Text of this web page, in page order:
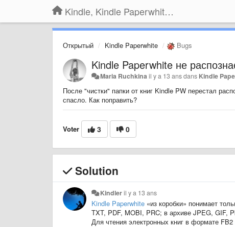
Kindle, Kindle Paperwhite, Kindle Voyage
Открытый Kindle Paperwhite Bugs
Kindle Paperwhite не
Maria Ruchkina il y a 13 ansdans Kindle
После "чистки" папки от книг Kindle PW перестал
спасло. Как поправить?
Voter 3 0
Solution
Kindleril y a 13 ans
Kindle Paperwhite «из коробки» понимает
TXT, PDF, MOBI, PRC; в архиве JPEG, GIF,
Для чтения электронных книг в формате FB2